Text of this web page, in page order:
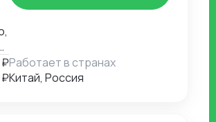
₽
₽
Работает в странах
Китай, Россия